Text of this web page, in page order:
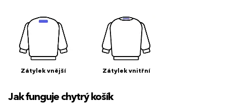
Zátylek vnější Zátylek vnitřní
Jak funguje chytrý košík